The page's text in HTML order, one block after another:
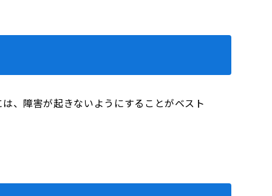
、障害が起きないようにすることがベスト